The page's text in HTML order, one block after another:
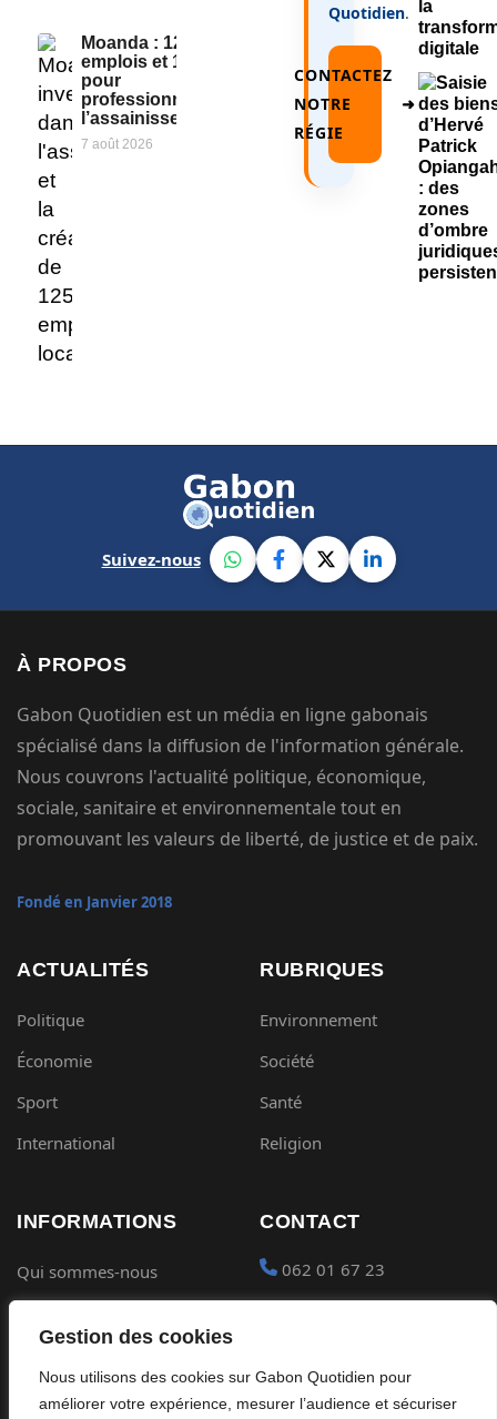
Gestion des cookies
Nous utilisons des cookies sur Gabon Quotidien pour
améliorer votre expérience, mesurer l’audience et sécuriser
Moanda : 125
emplois et 10 GIE
pour
professionnaliser
l’assainissement
7 août 2026
Quotidien.
CONTACTEZ
NOTRE
RÉGIE
➜
Suivez-nous
À PROPOS
Gabon Quotidien est un média en ligne gabonais
spécialisé dans la diffusion de l'information générale.
Nous couvrons l'actualité politique, économique,
sociale, sanitaire et environnementale tout en
promouvant les valeurs de liberté, de justice et de paix.
Fondé en Janvier 2018
ACTUALITÉS
Politique
Économie
Sport
International
RUBRIQUES
Environnement
Société
Santé
Religion
INFORMATIONS
Qui sommes-nous
Confidentialité
CONTACT
062 01 67 23
Placer une Pub